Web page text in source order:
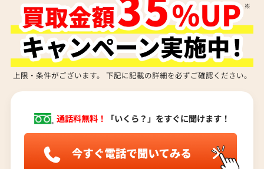
上限・条件がございます。 下記に記載の詳細を必ずご確認ください。
通話料無料！ 「いくら？」をすぐに聞けます！